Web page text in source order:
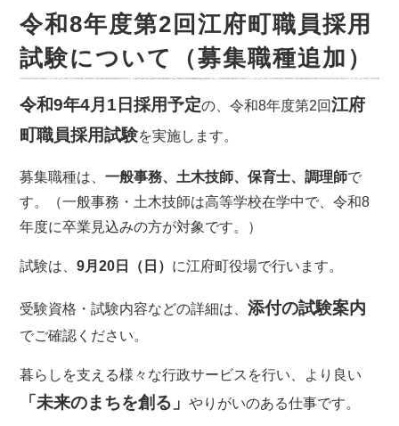
令和8年度第2回江府町職員採用
試験について（募集職種追加）
令和9年4月1日採用予定の、令和8年度第2回江府
町職員採用試験を実施します。
募集職種は、一般事務、土木技師、保育士、調理師で
す。（一般事務・土木技師は高等学校在学中で、令和8
年度に卒業見込みの方が対象です。）
試験は、9月20日（日） に江府町役場で行います。
受験資格・試験内容などの詳細は、添付の試験案内
でご確認ください。
暮らしを支える様々な行政サービスを行い、より良い
「未来のまちを創る」やりがいのある仕事です。